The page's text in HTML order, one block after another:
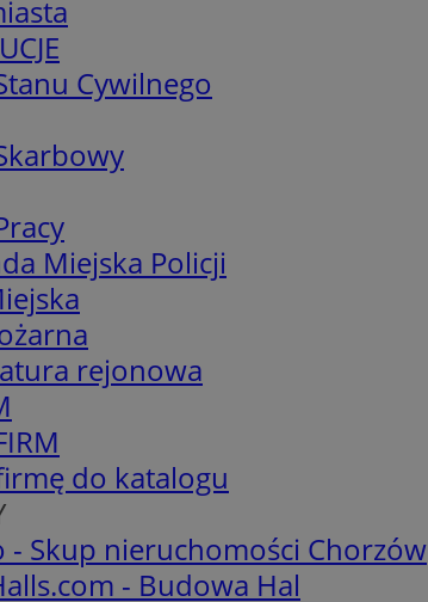
Cywilnego
Miejska Policji
rejonowa
do katalogu
- Skup nieruchomości Chorzów
- Budowa Hal